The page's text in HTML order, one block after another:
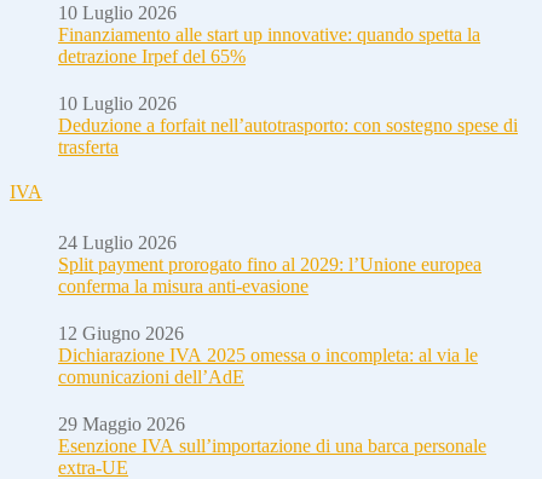
10 Luglio 2026
Finanziamento alle start up innovative: quando spetta la
detrazione Irpef del 65%
10 Luglio 2026
Deduzione a forfait nell’autotrasporto: con sostegno spese di
trasferta
IVA
24 Luglio 2026
Split payment prorogato fino al 2029: l’Unione europea
conferma la misura anti-evasione
12 Giugno 2026
Dichiarazione IVA 2025 omessa o incompleta: al via le
comunicazioni dell’AdE
29 Maggio 2026
Esenzione IVA sull’importazione di una barca personale
extra-UE